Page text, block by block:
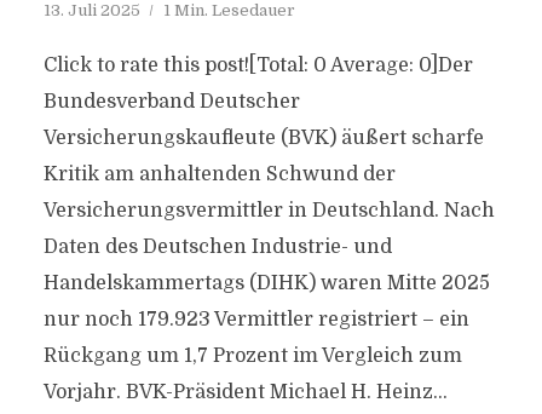
13. Juli 2025 1 Min. Lesedauer
Click to rate this post![Total: 0 Average: 0]Der
Bundesverband Deutscher
Versicherungskaufleute (BVK) äußert scharfe
Kritik am anhaltenden Schwund der
Versicherungsvermittler in Deutschland. Nach
Daten des Deutschen Industrie- und
Handelskammertags (DIHK) waren Mitte 2025
nur noch 179.923 Vermittler registriert – ein
Rückgang um 1,7 Prozent im Vergleich zum
Vorjahr. BVK-Präsident Michael H. Heinz...